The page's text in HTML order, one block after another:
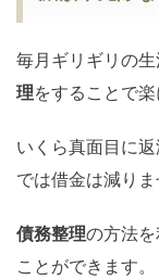
毎月ギリギリの生
理をすることで
いくら真面目に
では借金は減りま
債務整理の方法
ことができます。